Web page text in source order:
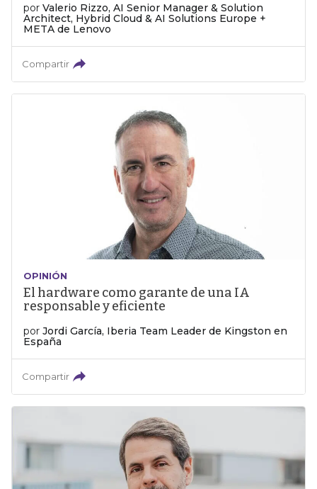
por Valerio Rizzo, AI Senior Manager & Solution
Architect, Hybrid Cloud & AI Solutions Europe +
META de Lenovo
Compartir
OPINIÓN
El hardware como garante de una IA
responsable y eficiente
por Jordi García, Iberia Team Leader de Kingston en
España
Compartir